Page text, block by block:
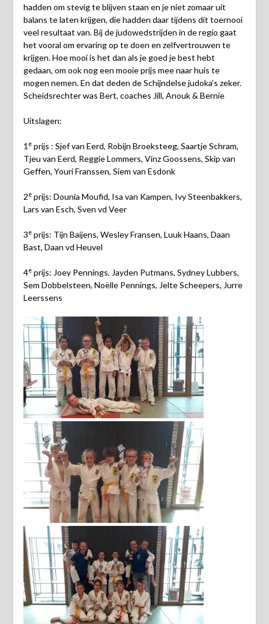
hadden om stevig te blijven staan en je niet zomaar uit
balans te laten krijgen, die hadden daar tijdens dit toernooi
veel resultaat van. Bij de judowedstrijden in de regio gaat
het vooral om ervaring op te doen en zelfvertrouwen te
krijgen. Hoe mooi is het dan als je goed je best hebt
gedaan, om ook nog een mooie prijs mee naar huis te
mogen nemen. En dat deden de Schijndelse judoka’s zeker.
Scheidsrechter was Bert, coaches Jill, Anouk & Bernie
Uitslagen:
1 eprijs : Sjef van Eerd, Robijn Broeksteeg, Saartje Schram,
Tjeu van Eerd, Reggie Lommers, Vinz Goossens, Skip van
Geffen, Youri Franssen, Siem van Esdonk
2eprijs: Dounia Moufid, Isa van Kampen, Ivy Steenbakkers,
Lars van Esch, Sven vd Veer
3eprijs: Tijn Baijens, Wesley Fransen, Luuk Haans, Daan
Bast, Daan vd Heuvel
4eprijs: Joey Pennings, Jayden Putmans, Sydney Lubbers,
Sem Dobbelsteen, Noëlle Pennings, Jelte Scheepers, Jurre
Leerssens